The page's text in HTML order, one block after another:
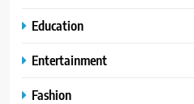
Education
Entertainment
Fashion